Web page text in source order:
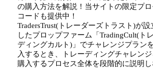
の購入方法を解説！当サイトの限定プロ
コードも提供中！
TradersTrust(トレーダーズトラスト)が設
したプロップファーム「TradingCult(ト
ディングカルト)」でチャレンジプラン
入するとき、トレーディングチャレンジ
購入するプロセス全体を段階的に説明し